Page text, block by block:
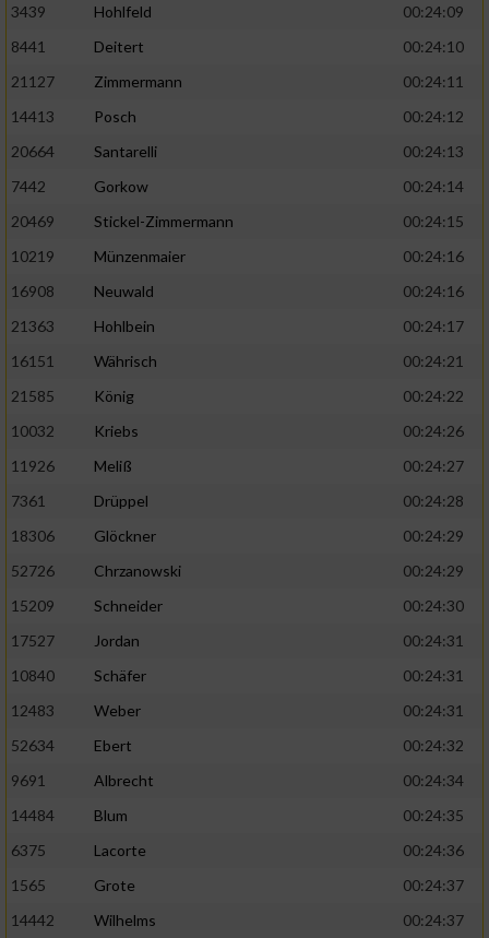
3439 Hohlfeld
00:24:09
8441
Deitert
00:24:10
21127
Zimmermann
00:24:11
14413
Posch
00:24:12
20664
Santarelli
00:24:13
7442
Gorkow
00:24:14
20469
Stickel-Zimmermann
00:24:15
10219
Münzenmaier
00:24:16
16908
Neuwald
00:24:16
21363
Hohlbein
00:24:17
16151
Währisch
00:24:21
21585
König
00:24:22
10032
Kriebs
00:24:26
11926
Meliß
00:24:27
7361
Drüppel
00:24:28
18306
Glöckner
00:24:29
52726
Chrzanowski
00:24:29
15209
Schneider
00:24:30
17527
Jordan
00:24:31
10840
Schäfer
00:24:31
12483
Weber
00:24:31
52634
Ebert
00:24:32
9691
Albrecht
00:24:34
14484
Blum
00:24:35
6375
Lacorte
00:24:36
1565
Grote
00:24:37
14442
Wilhelms
00:24:37